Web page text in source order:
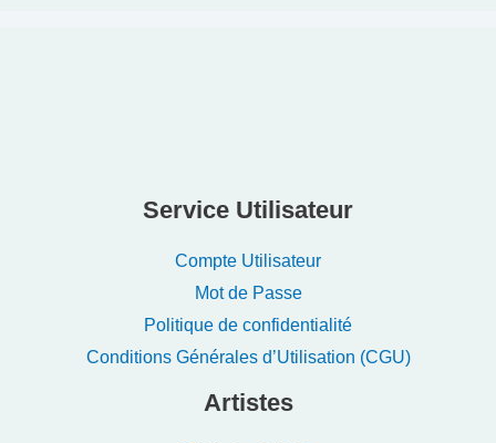
Service Utilisateur
Compte Utilisateur
Mot de Passe
Politique de confidentialité
Conditions Générales d’Utilisation (CGU)
Artistes